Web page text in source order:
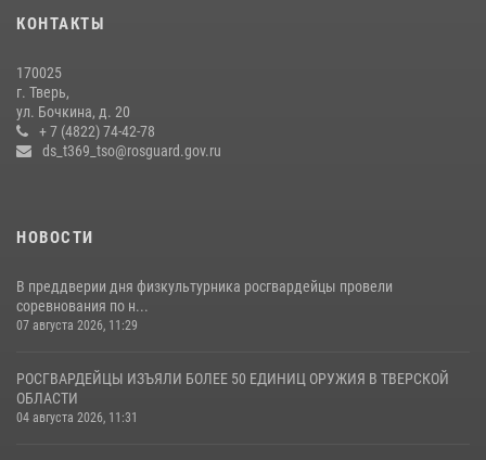
(видео)
Росгвардейцы оказали помощь водителю на дороге в городе Кашин
22 июля 2026, 08:35
КОНТАКТЫ
170025
г. Тверь,
ул. Бочкина, д. 20
+ 7 (4822) 74-42-78
ds_t369_tso@rosguard.gov.ru
НОВОСТИ
В преддверии дня физкультурника росгвардейцы провели
соревнования по н...
07 августа 2026, 11:29
РОСГВАРДЕЙЦЫ ИЗЪЯЛИ БОЛЕЕ 50 ЕДИНИЦ ОРУЖИЯ В ТВЕРСКОЙ
ОБЛАСТИ
04 августа 2026, 11:31